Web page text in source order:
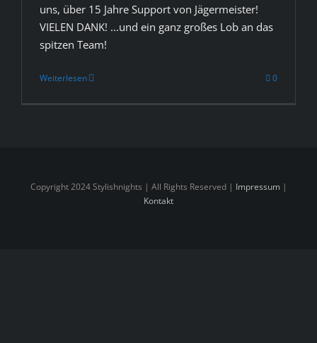
uns, über 15 Jahre Support von Jägermeister!
VIELEN DANK! ...und ein ganz großes Lob an das
spitzen Team!
Weiterlesen 0
Copyright 2024 Stylishnights | All Rights Reserved | Impressum |
Kontakt